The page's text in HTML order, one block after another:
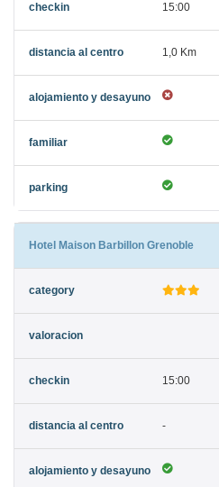
15:00
1,0 Km
Hotel Maison Barbillon Grenoble
15:00
-